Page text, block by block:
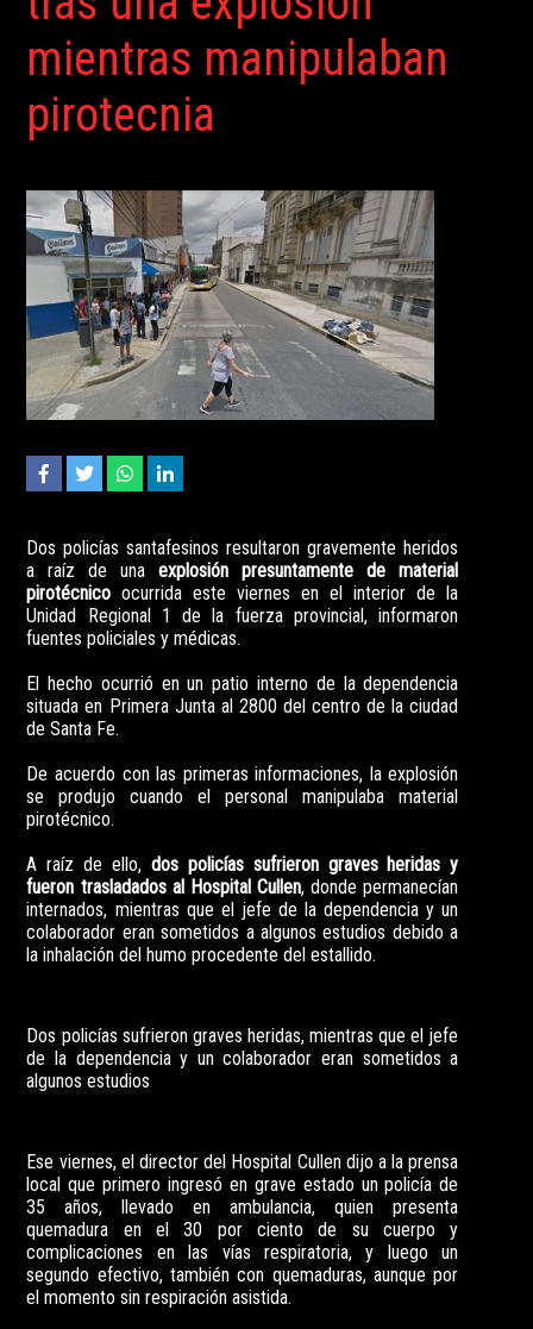
mientras manipulaban
pirotecnia
Dos policías santafesinos resultaron gravemente heridos
a raíz de unaexplosión presuntamente de material
pirotécnico ocurrida este viernes en el interior de la
Unidad Regional 1 de la fuerza provincial, informaron
fuentes policiales y médicas.
El hecho ocurrió en un patio interno de la dependencia
situada en Primera Junta al 2800 del centro de la ciudad
de Santa Fe.
De acuerdo con las primeras informaciones, la explosión
se produjo cuando el personal manipulaba material
pirotécnico.
A raíz de ello, dos policías sufrieron graves heridas y
fueron trasladados al Hospital Cullen, donde permanecían
internados, mientras que el jefe de la dependencia y un
colaborador eran sometidos a algunos estudios debido a
la inhalación del humo procedente del estallido.
Dos policías sufrieron graves heridas, mientras que el jefe
de la dependencia y un colaborador eran sometidos a
algunos estudios
Ese viernes, el director del Hospital Cullen dijo a la prensa
local que primero ingresó en grave estado un policía de
35 años, llevado en ambulancia, quien presenta
quemadura en el 30 por ciento de su cuerpo y
complicaciones en las vías respiratoria, y luego un
segundo efectivo, también con quemaduras, aunque por
el momento sin respiración asistida.